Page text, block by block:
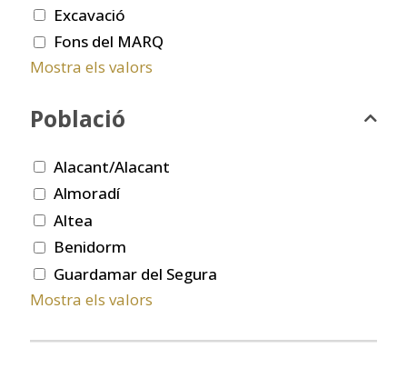
Excavació
Fons del MARQ
Mostra els valors
Població
Alacant/Alacant
Almoradí
Altea
Benidorm
Guardamar del Segura
Mostra els valors